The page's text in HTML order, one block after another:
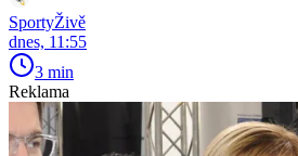
SportyŽivě
dnes, 11:55
3 min
Reklama